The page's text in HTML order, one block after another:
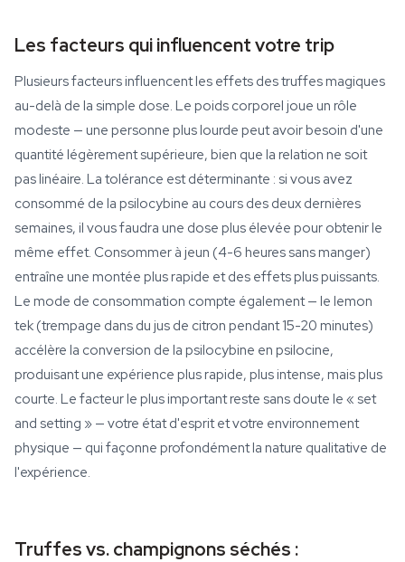
Les facteurs qui influencent votre trip
Plusieurs facteurs influencent les effets des truffes magiques
au-delà de la simple dose. Le poids corporel joue un rôle
modeste — une personne plus lourde peut avoir besoin d'une
quantité légèrement supérieure, bien que la relation ne soit
pas linéaire. La tolérance est déterminante : si vous avez
consommé de la psilocybine au cours des deux dernières
semaines, il vous faudra une dose plus élevée pour obtenir le
même effet. Consommer à jeun (4-6 heures sans manger)
entraîne une montée plus rapide et des effets plus puissants.
Le mode de consommation compte également — le lemon
tek (trempage dans du jus de citron pendant 15-20 minutes)
accélère la conversion de la psilocybine en psilocine,
produisant une expérience plus rapide, plus intense, mais plus
courte. Le facteur le plus important reste sans doute le « set
and setting » — votre état d'esprit et votre environnement
physique — qui façonne profondément la nature qualitative de
l'expérience.
Truffes vs. champignons séchés :